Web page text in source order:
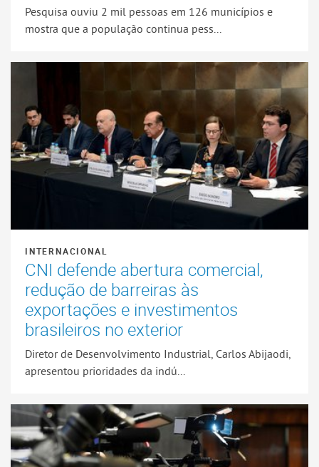
Pesquisa ouviu 2 mil pessoas em 126 municípios e
mostra que a população continua pess...
INTERNACIONAL
CNI defende abertura comercial,
redução de barreiras às
exportações e investimentos
brasileiros no exterior
Diretor de Desenvolvimento Industrial, Carlos Abijaodi,
apresentou prioridades da indú...